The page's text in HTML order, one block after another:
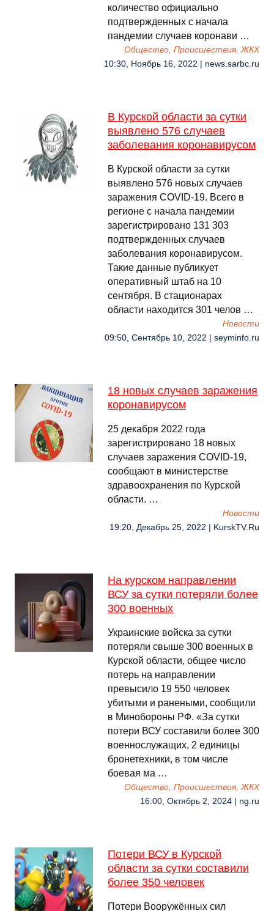
количество официально
подтвержденных с начала
пандемии случаев коронави …
Общество, Происшествия, ЖКХ
10:30, Ноябрь 16, 2022 | news.sarbc.ru
В Курской области за сутки
выявлено 576 случаев
заболевания коронавирусом
В Курской области за сутки
выявлено 576 новых случаев
заражения COVID-19. Всего в
регионе с начала пандемии
зарегистрировано 131 303
подтвержденных случаев
заболевания коронавирусом.
Такие данные публикует
оперативный штаб на 10
сентября. В стационарах
области находится 301 челов …
Новости
09:50, Сентябрь 10, 2022 | seyminfo.ru
18 новых случаев заражения
коронавирусом
25 декабря 2022 года
зарегистрировано 18 новых
случаев заражения COVID-19,
сообщают в министерстве
здравоохранения по Курской
области. …
Новости
19:20, Декабрь 25, 2022 | KurskTV.Ru
На курском направлении
ВСУ за сутки потеряли более
300 военных
Украинские войска за сутки
потеряли свыше 300 военных в
Курской области, общее число
потерь на направлении
превысило 19 550 человек
убитыми и ранеными, сообщили
в Минобороны РФ. «За сутки
потери ВСУ составили более 300
военнослужащих, 2 единицы
бронетехники, в том числе
боевая ма …
Общество, Происшествия, ЖКХ
16:00, Октябрь 2, 2024 | ng.ru
Потери ВСУ в Курской
области за сутки составили
более 350 человек
Потери Вооружённых сил